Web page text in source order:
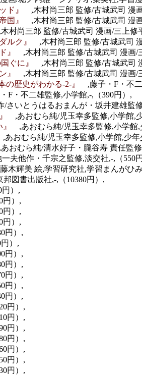
ド』 ,木村尚三郎 監修/古城武司 漫
国』 ,木村尚三郎 監修/古城武司 漫
,木村尚三郎 監修/古城武司 漫画/三上
ルク』 ,木村尚三郎 監修/古城武司
ド』 ,木村尚三郎 監修/古城武司 漫画
国ぐに』 ,木村尚三郎 監修/古城武司
ン』 ,木村尚三郎 監修/古城武司 漫画
の歴史がわかる-2-』 ,藤子・F・不
F・不二雄監修,小学館,-,（390円）,
/さいとうはるおまんが・坂井建雄監
』 ,あおむら純/児玉幸多監修,小学館,
』 ,あおむら純/児玉幸多監修,小学館
,あおむら純/児玉幸多監修,小学館,少
,あおむら純/清水好子・朧谷寿 責任監
夫他作・千宗之監修,淡交社,-,（550
木輝美 絵,学習研究社,学習まんがひ
邦図書出版社,-,（10380円）,
円）,
円）,
円）,
円）,
円）,
）,
円）,
円）,
円）,
円）,
円）,
円）,
円）,
円）,
円）,
円）,
円）,
円）,